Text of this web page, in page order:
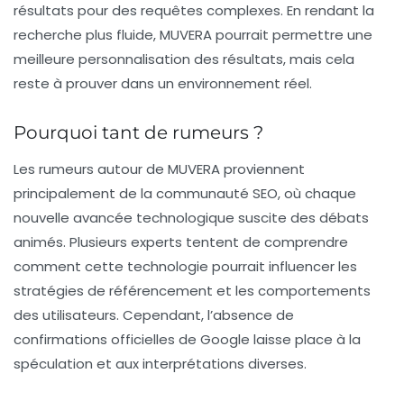
résultats pour des requêtes complexes. En rendant la
recherche plus fluide, MUVERA pourrait permettre une
meilleure personnalisation des résultats, mais cela
reste à prouver dans un environnement réel.
Pourquoi tant de rumeurs ?
Les rumeurs autour de MUVERA proviennent
principalement de la communauté SEO, où chaque
nouvelle avancée technologique suscite des débats
animés. Plusieurs experts tentent de comprendre
comment cette technologie pourrait influencer les
stratégies de référencement et les comportements
des utilisateurs. Cependant, l’absence de
confirmations officielles de Google laisse place à la
spéculation et aux interprétations diverses.